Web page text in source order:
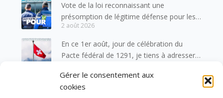
Gérer le consentement aux
cookies
Vote de la loi reconnaissant une
présomption de légitime défense pour les
forces de l’ordre
2 août 2026
En ce 1er août, jour de célébration du
Pacte fédéral de 1291, je tiens à adresser
amis suisses, et plus particulièrement aux
habitants du bassin genevois et de l’arc
Un dimanche soir pas comme les autres à